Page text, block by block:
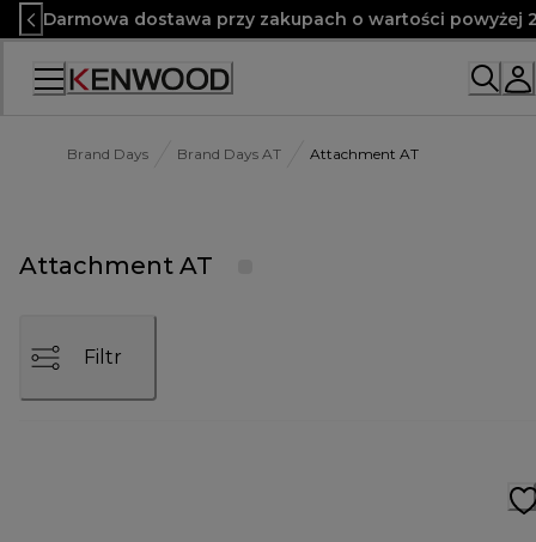
Skip
to
Content
Darmowa dostawa przy zakupach o wartości powyżej
Brand Days Brand Days AT Attachment AT
Attachment AT
Filtr